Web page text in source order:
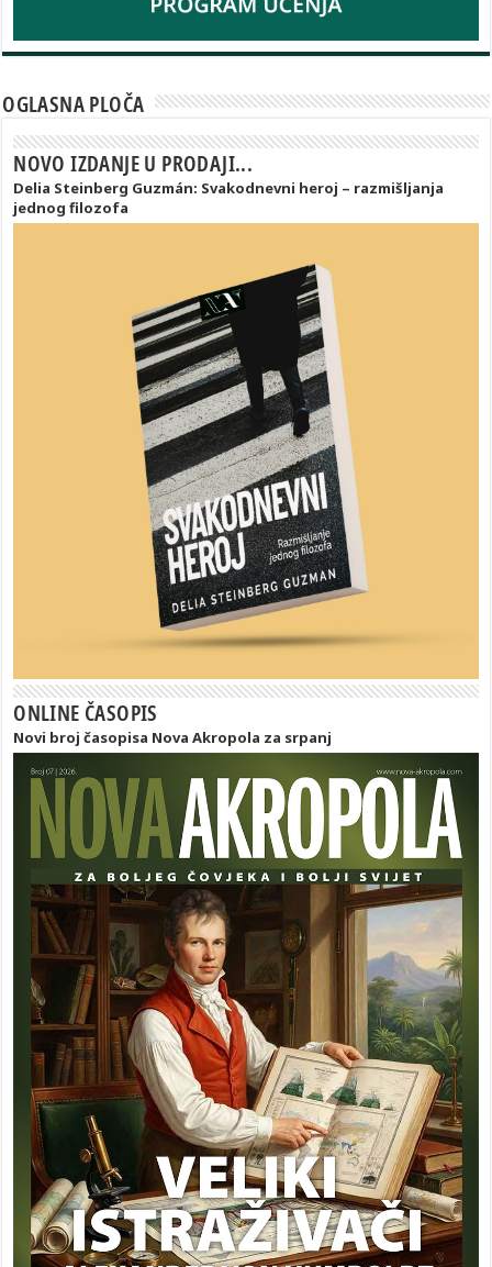
OGLASNA PLOČA
NOVO IZDANJE U PRODAJI...
Delia Steinberg Guzmán: Svakodnevni heroj – razmišljanja
jednog filozofa
ONLINE ČASOPIS
Novi broj časopisa Nova Akropola za srpanj